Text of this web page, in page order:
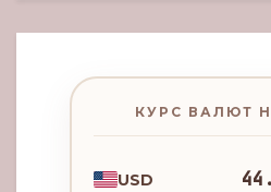
КУРС ВАЛЮТ
USD